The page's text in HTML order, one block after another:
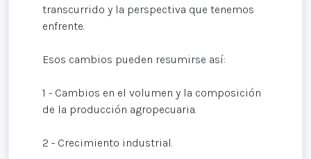
transcurrido y la perspectiva que tenemos
enfrente.
Esos cambios pueden resumirse así:
1 - Cambios en el volumen y la composición
de la producción agropecuaria.
2 - Crecimiento industrial.